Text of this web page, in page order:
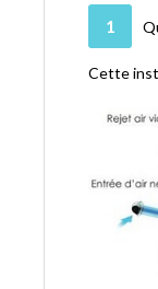
1
Cette